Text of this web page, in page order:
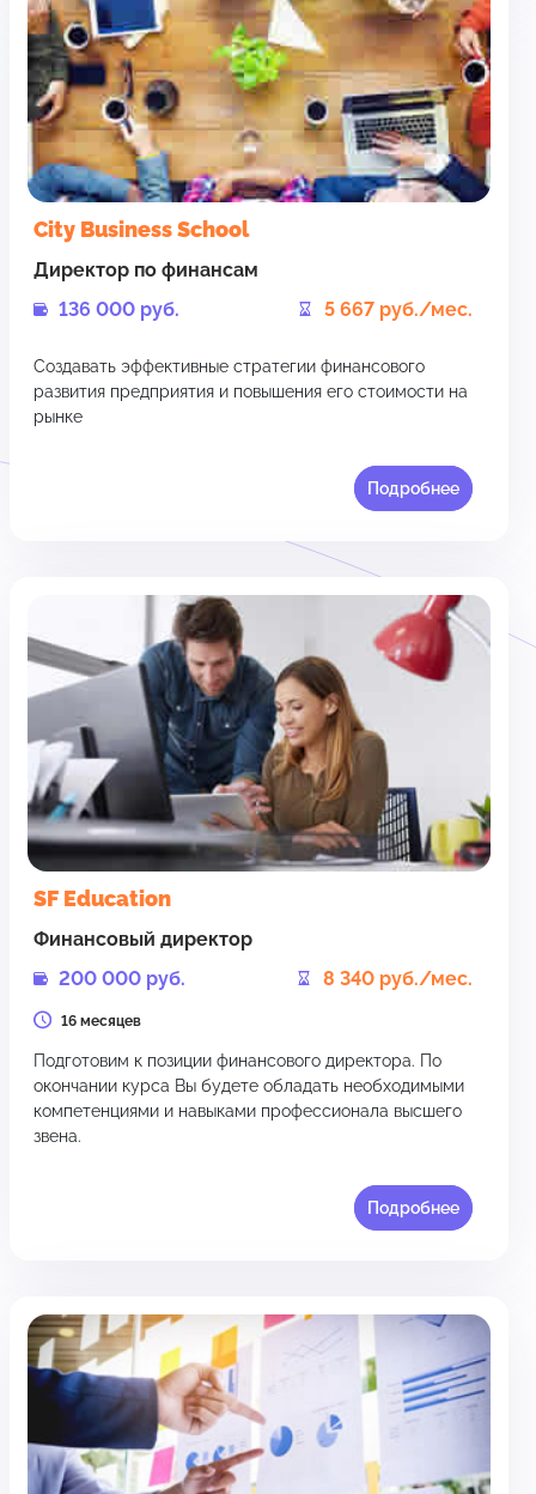
City Business School
Директор по финансам
136 000 руб.
5 667 руб./мес.
Создавать эффективные стратегии финансового
развития предприятия и повышения его стоимости на
рынке
Подробнее
SF Education
Финансовый директор
200 000 руб.
8 340 руб./мес.
16 месяцев
Подготовим к позиции финансового директора. По
окончании курса Вы будете обладать необходимыми
компетенциями и навыками профессионала высшего
звена.
Подробнее